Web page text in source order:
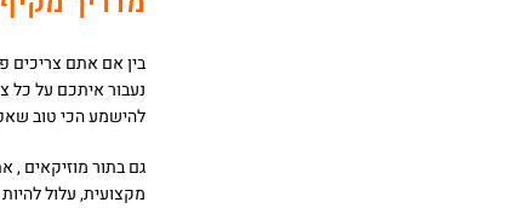
בין אם אתם צריכים
נעבור איתכם על כל
להישמע הכי טוב
גם בתור מוזיקאים ,
מקצועית, עלול